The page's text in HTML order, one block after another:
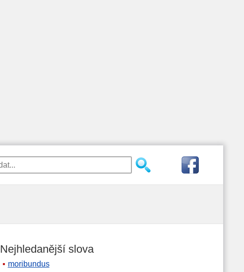
Nejhledanější slova
moribundus